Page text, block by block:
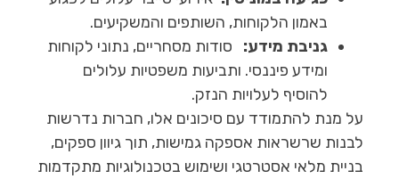
באמון הלקוחות, השותפים והמשקיעים.
גניבת מידע: סודות מסחריים, נתוני לקוחות
ומידע פיננסי. ותביעות משפטיות עלולים
להוסיף לעלויות הנזק.
על מנת להתמודד עם סיכונים אלו, חברות נדרשות
לבנות שרשראות אספקה גמישות, תוך גיוון ספקים,
בניית מלאי אסטרטגי ושימוש בטכנולוגיות מתקדמות